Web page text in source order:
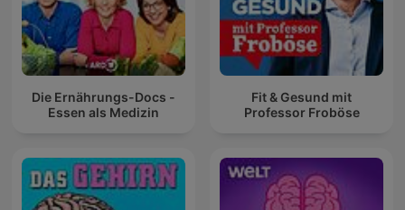
Die Ernährungs-Docs -
Essen als Medizin
Fit & Gesund mit
Professor Froböse